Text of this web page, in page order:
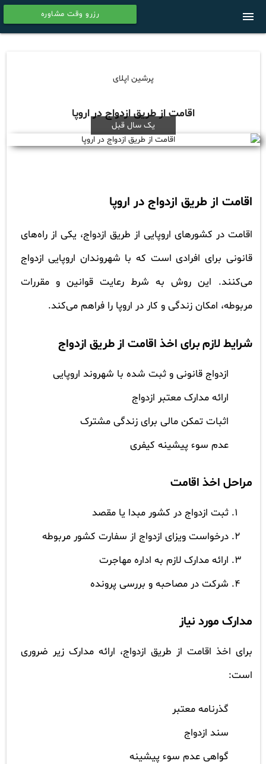
رزرو وقت مشاوره menu
پرشین اپلای
اقامت از طریق ازدواج در اروپا
یک سال قبل
اقامت از طریق ازدواج در اروپا
اقامت در کشورهای اروپایی از طریق ازدواج، یکی از راه‌های
قانونی برای افرادی است که با شهروندان اروپایی ازدواج
می‌کنند. این روش به شرط رعایت قوانین و مقررات
مربوطه، امکان زندگی و کار در اروپا را فراهم می‌کند.
شرایط لازم برای اخذ اقامت از طریق ازدواج
ازدواج قانونی و ثبت شده با شهروند اروپایی
ارائه مدارک معتبر ازدواج
اثبات تمکن مالی برای زندگی مشترک
عدم سوء پیشینه کیفری
مراحل اخذ اقامت
ثبت ازدواج در کشور مبدا یا مقصد
درخواست ویزای ازدواج از سفارت کشور مربوطه
ارائه مدارک لازم به اداره مهاجرت
شرکت در مصاحبه و بررسی پرونده
مدارک مورد نیاز
برای اخذ اقامت از طریق ازدواج، ارائه مدارک زیر ضروری
است:
گذرنامه معتبر
سند ازدواج
گواهی عدم سوء پیشینه